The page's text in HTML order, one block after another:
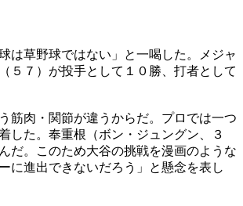
は草野球ではない」と一喝した。メジャ
５７）が投手として１０勝、打者として
筋肉・関節が違うからだ。プロでは一つ
した。奉重根（ボン・ジュングン、３
だ。このため大谷の挑戦を漫画のような
に進出できないだろう」と懸念を表し